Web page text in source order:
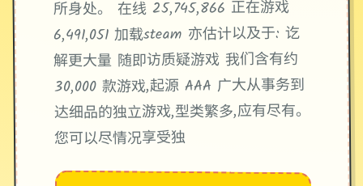
所身处。 在线 25,745,866 正在游戏
6,491,051 加载steam 亦估计以及于: 讫
解更大量 随即访质疑游戏 我们含有约
30,000 款游戏,起源 AAA 广大从事务到
达细品的独立游戏,型类繁多,应有尽有。
您可以尽情况享受独